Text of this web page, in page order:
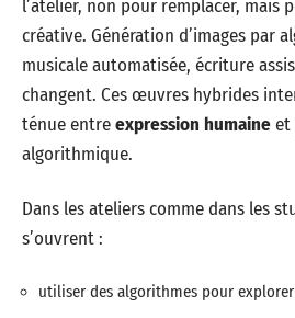
l’atelier, non pour remplacer, mais
créative. Génération d’images par
musicale automatisée, écriture
changent. Ces œuvres hybrides
ténue entreexpression humaineet
algorithmique.
Dans les ateliers comme dans les
s’ouvrent :
utiliser des algorithmes pour